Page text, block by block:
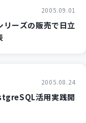
2005.09.01
ーズの販売で日立
2005.08.24
活用実践開